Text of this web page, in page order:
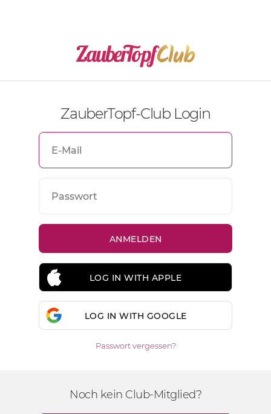
ZauberTopf-Club Login
LOG IN WITH APPLE
LOG IN WITH GOOGLE
Passwort vergessen?
Noch kein Club-Mitglied?